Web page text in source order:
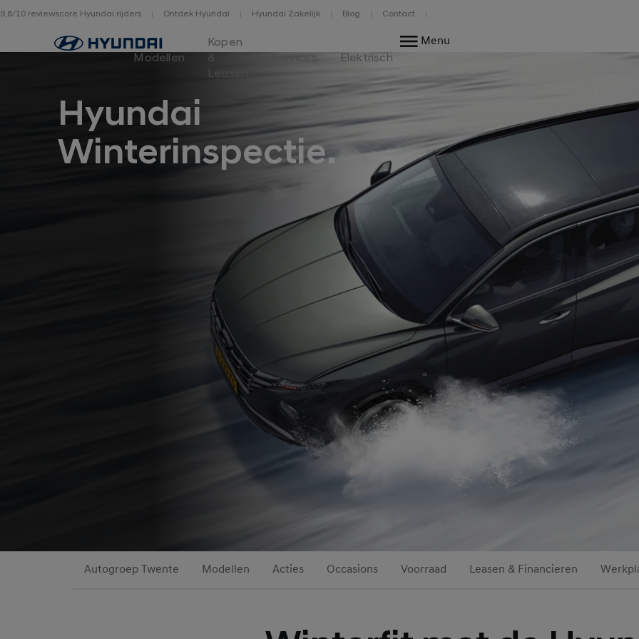
9,6/10 reviewscore Hyundai rijders Ontdek Hyundai Hyundai Zakelijk Blog Contact
Home
Modellen
Kopen
&
Leasen
Elektrisch
Menu
Hyundai
Winterinspectie.
Autogroep Twente Modellen Acties Occasions Voorraad Leasen & Financieren